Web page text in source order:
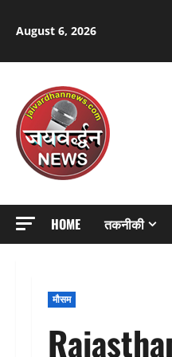
August 6, 2026
HOME तकनीकी
मौसम